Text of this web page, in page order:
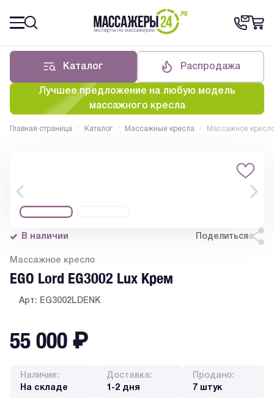
Каталог Распродажа
Лучшее предложение на любую модель
массажного кресла
Главная страница / Каталог / Массажные кресла / Массажное
В наличии Поделиться
Массажное кресло
EGO Lord EG3002 Lux Крем
Арт: EG3002LDENK
55 000 ₽
Наличие:
На складе
Доставка:
1-2 дня
Продано:
7 штук